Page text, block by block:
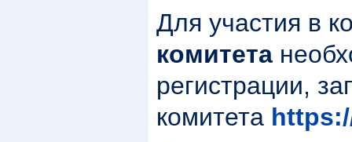
Для участия в
комитета
регистрации,
комитета